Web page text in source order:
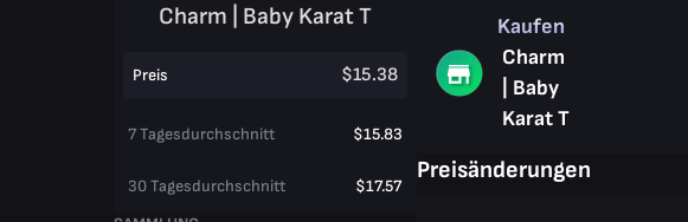
Charm | Baby Karat T
Preis $15.38
7 Tagesdurchschnitt $15.83
30 Tagesdurchschnitt
$17.57
Kaufen
Charm
| Baby
Karat T
Preisänderungen